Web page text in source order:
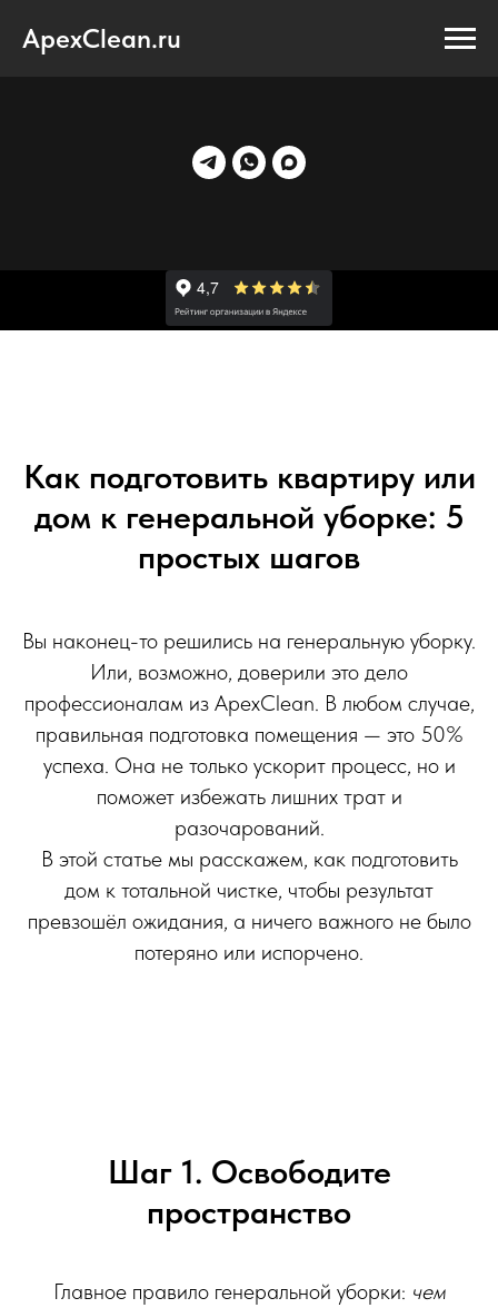
ApexClean.ru
Как подготовить квартиру или
дом к генеральной уборке: 5
простых шагов
Вы наконец-то решились на генеральную уборку.
Или, возможно, доверили это дело
профессионалам из ApexClean. В любом случае,
правильная подготовка помещения — это 50%
успеха. Она не только ускорит процесс, но и
поможет избежать лишних трат и
разочарований.
В этой статье мы расскажем, как подготовить
дом к тотальной чистке, чтобы результат
превзошёл ожидания, а ничего важного не было
потеряно или испорчено.
Шаг 1. Освободите
пространство
Главное правило генеральной уборки: чем